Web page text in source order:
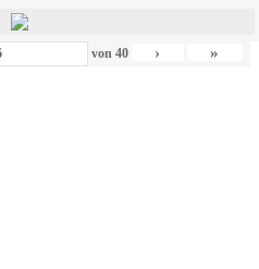
von 40 › »